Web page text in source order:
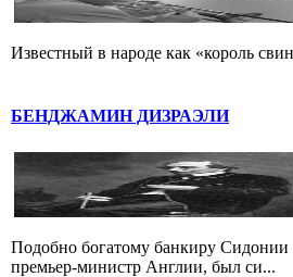
Известный в народе как «король
БЕНДЖАМИН ДИЗРАЭЛИ
Подобно богатому банкиру
премьер-министр Англии, был си...